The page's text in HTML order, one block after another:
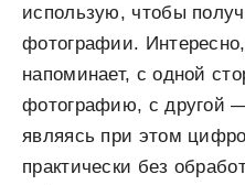
использую, чтобы
фотографии.
напоминает, с одной
фотографию, с другой
являясь при этом
практически без